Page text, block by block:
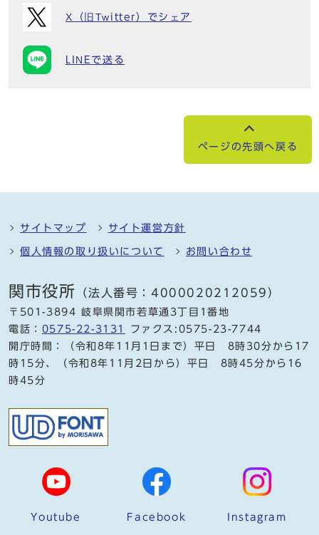
X（旧Twitter）でシェア
LINEで送る
ページの先頭へ戻る
サイトマップ サイト運営方針
個人情報の取り扱いについて お問い合わせ
関市役所 （法人番号：4000020212059）
〒501-3894 岐阜県関市若草通3丁目1番地
電話： 0575-22-3131
ファクス:0575-23-7744
開庁時間：（令和8年11月1日まで）平日 8時30分から17
時15分、（令和8年11月2日から）平日 8時45分から16
時45分
Youtube Facebook Instagram